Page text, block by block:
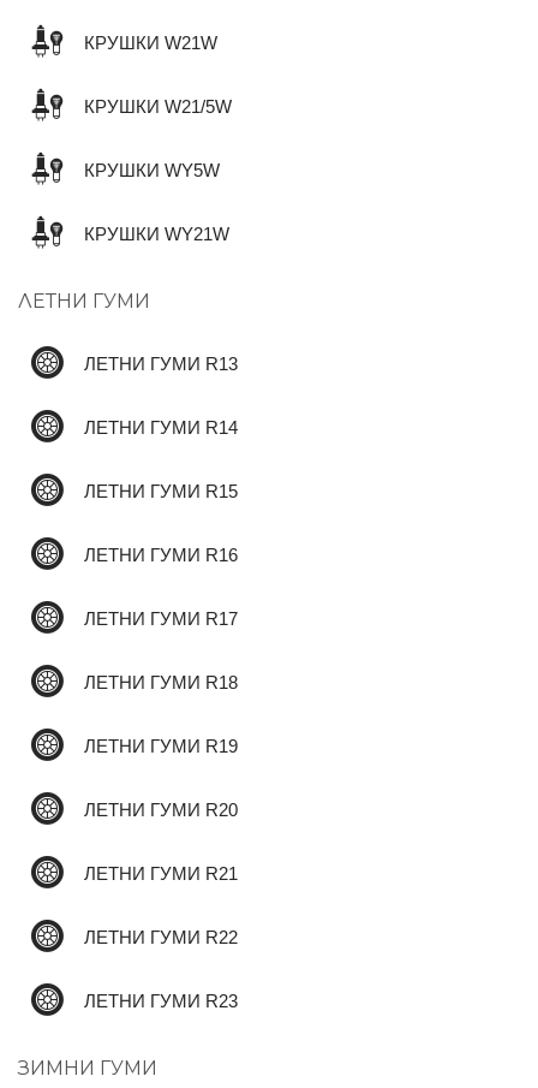
КРУШКИ W21W
КРУШКИ W21/5W
КРУШКИ WY5W
КРУШКИ WY21W
ЛЕТНИ ГУМИ
ЛЕТНИ ГУМИ R13
ЛЕТНИ ГУМИ R14
ЛЕТНИ ГУМИ R15
ЛЕТНИ ГУМИ R16
ЛЕТНИ ГУМИ R17
ЛЕТНИ ГУМИ R18
ЛЕТНИ ГУМИ R19
ЛЕТНИ ГУМИ R20
ЛЕТНИ ГУМИ R21
ЛЕТНИ ГУМИ R22
ЛЕТНИ ГУМИ R23
ЗИМНИ ГУМИ